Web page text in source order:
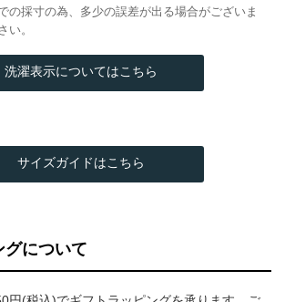
の採寸の為、多少の誤差が出る場合がございま
い。
洗濯表示についてはこちら
サイズガイドはこちら
グについて